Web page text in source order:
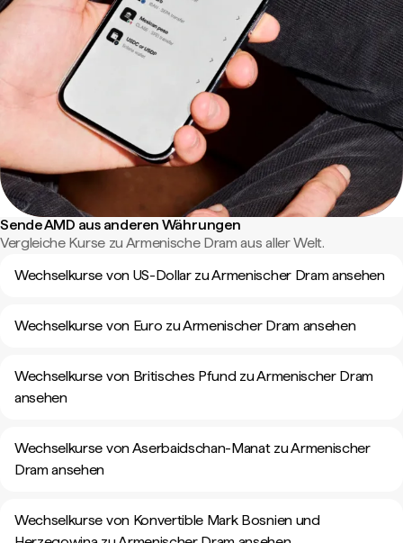
Sende AMD aus anderen Währungen
Vergleiche Kurse zu Armenische Dram aus aller Welt.
Wechselkurse von US-Dollar zu Armenischer Dram ansehen
Wechselkurse von Euro zu Armenischer Dram ansehen
Wechselkurse von Britisches Pfund zu Armenischer Dram
ansehen
Wechselkurse von Aserbaidschan-Manat zu Armenischer
Dram ansehen
Wechselkurse von Konvertible Mark Bosnien und